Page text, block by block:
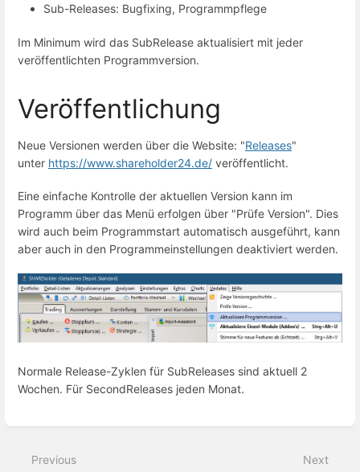
Sub-Releases: Bugfixing, Programmpflege
Im Minimum wird das SubRelease aktualisiert mit jeder
veröffentlichten Programmversion.
Veröffentlichung
Neue Versionen werden über die Website: "Releases"
unter https://www.shareholder24.de/ veröffentlicht.
Eine einfache Kontrolle der aktuellen Version kann im
Programm über das Menü erfolgen über "Prüfe Version". Dies
wird auch beim Programmstart automatisch ausgeführt, kann
aber auch in den Programmeinstellungen deaktiviert werden.
Normale Release-Zyklen für SubReleases sind aktuell 2
Wochen. Für SecondReleases jeden Monat.
mode
Previous Next